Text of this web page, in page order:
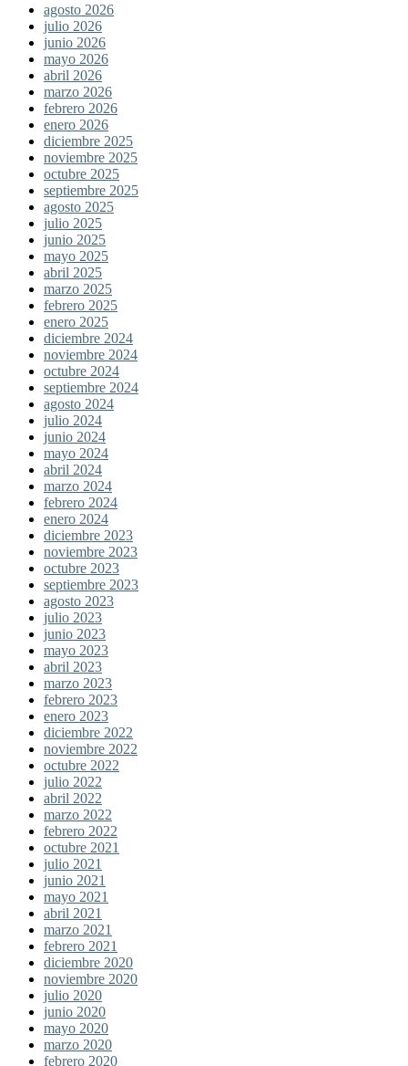
agosto 2026
julio 2026
junio 2026
mayo 2026
abril 2026
marzo 2026
febrero 2026
enero 2026
diciembre 2025
noviembre 2025
octubre 2025
septiembre 2025
agosto 2025
julio 2025
junio 2025
mayo 2025
abril 2025
marzo 2025
febrero 2025
enero 2025
diciembre 2024
noviembre 2024
octubre 2024
septiembre 2024
agosto 2024
julio 2024
junio 2024
mayo 2024
abril 2024
marzo 2024
febrero 2024
enero 2024
diciembre 2023
noviembre 2023
octubre 2023
septiembre 2023
agosto 2023
julio 2023
junio 2023
mayo 2023
abril 2023
marzo 2023
febrero 2023
enero 2023
diciembre 2022
noviembre 2022
octubre 2022
julio 2022
abril 2022
marzo 2022
febrero 2022
octubre 2021
julio 2021
junio 2021
mayo 2021
abril 2021
marzo 2021
febrero 2021
diciembre 2020
noviembre 2020
julio 2020
junio 2020
mayo 2020
marzo 2020
febrero 2020